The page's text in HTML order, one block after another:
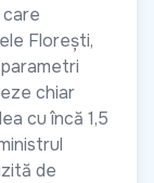
care
Florești,
chiar
cu încă 1,5
de